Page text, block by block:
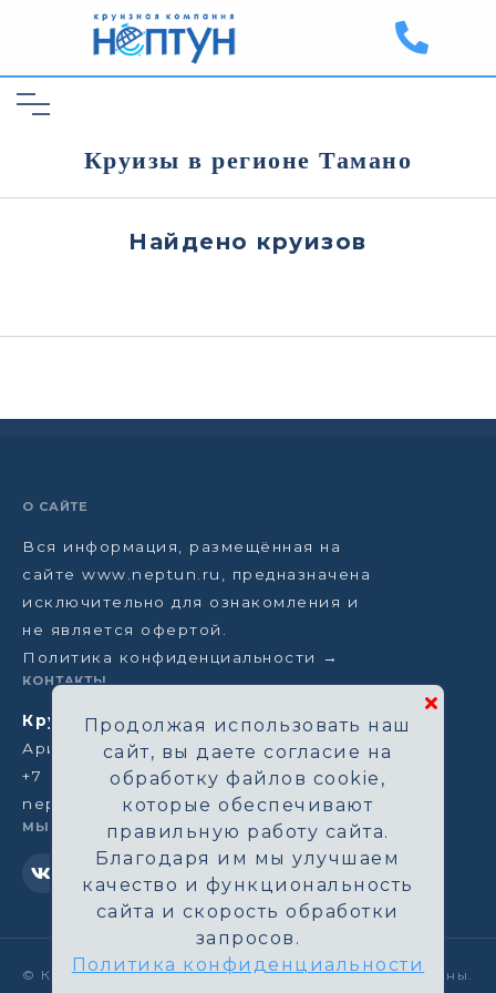
Круизы в регионе Тамано
Найдено круизов
О САЙТЕ
Вся информация, размещённая на
сайте www.neptun.ru, предназначена
исключительно для ознакомления и
не является офертой.
Политика конфиденциальности →
КОНТАКТЫ
Круизная компания Нептун
Аристарховский пер, 3/1, Москва
+7 (964) 583-14-96
neptun@aha.ru
МЫ В СЕТИ
© Круизная компания Нептун. Все права защищены.
Продолжая использовать наш
сайт, вы даете согласие на
обработку файлов cookie,
которые обеспечивают
правильную работу сайта.
Благодаря им мы улучшаем
качество и функциональность
сайта и скорость обработки
запросов.
Политика конфиденциальности